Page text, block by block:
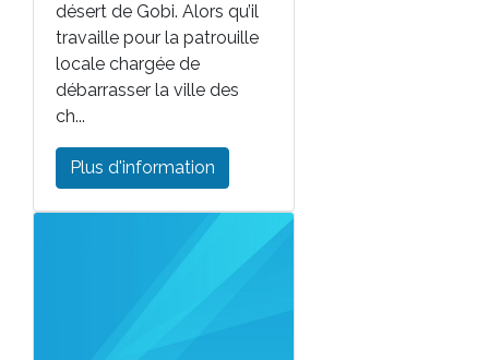
désert de Gobi. Alors qu’il
travaille pour la patrouille
locale chargée de
débarrasser la ville des
ch...
Plus d'information